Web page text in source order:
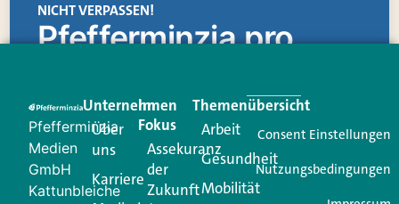
NICHT VERPASSEN!
Pfefferminzia.pro
Creator für Ihre Kundenkommunikation. Alles, was
Ihren Vertriebsalltag leichter macht. Mit nur einem
Login.
Jetzt anmelden
Pfefferminzia
Medien
GmbH
Kattunbleiche
Unternehmen
Über
uns
Karriere
Im
Fokus
Assekuranz
der
Zukunft
Themenübersicht
Arbeit
Gesundheit
Mobilität
Consent Einstellungen
Nutzungsbedingungen